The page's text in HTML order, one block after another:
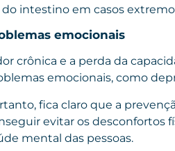
intestino em casos
emocionais
crônica e a perda da
emocionais, como
fica claro que a
evitar os desconfortos
mental das pessoas.